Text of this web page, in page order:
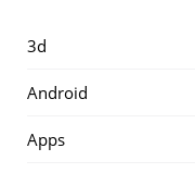
3d
Android
Apps